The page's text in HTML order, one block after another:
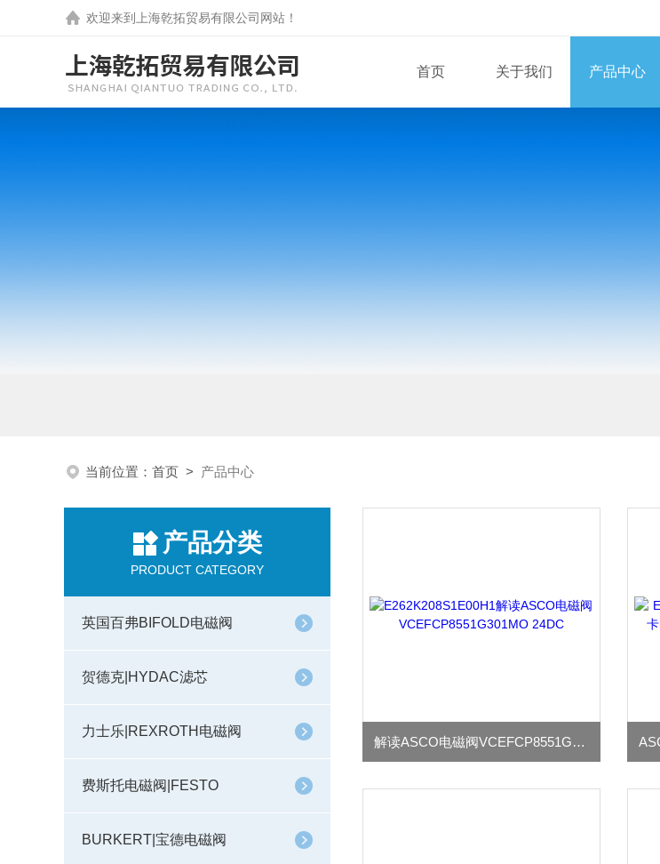
欢迎来到 上海乾拓贸易有限公司 网站！
首页 关于我们 产品中心
当前位置： 首页 > 产品中心
产品分类
PRODUCT CATEGORY
英国百弗BIFOLD电磁阀
贺德克|HYDAC滤芯
力士乐|REXROTH电磁阀
费斯托电磁阀|FESTO
BURKERT|宝德电磁阀
解读ASCO电磁阀VCEFCP8551G301MO 24DC